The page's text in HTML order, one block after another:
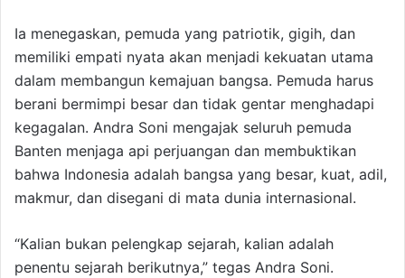
Ia menegaskan, pemuda yang patriotik, gigih, dan
memiliki empati nyata akan menjadi kekuatan utama
dalam membangun kemajuan bangsa. Pemuda harus
berani bermimpi besar dan tidak gentar menghadapi
kegagalan. Andra Soni mengajak seluruh pemuda
Banten menjaga api perjuangan dan membuktikan
bahwa Indonesia adalah bangsa yang besar, kuat, adil,
makmur, dan disegani di mata dunia internasional.
“Kalian bukan pelengkap sejarah, kalian adalah
penentu sejarah berikutnya,” tegas Andra Soni.